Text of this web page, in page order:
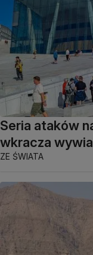
Seria ataków
wkracza
ZE ŚWIATA